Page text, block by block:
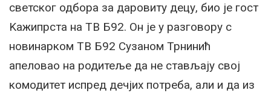
светског одбора за даровиту децу, био је гост
Kажипрста на ТВ Б92. Он је у разговору с
новинарком ТВ Б92 Сузаном Трнинић
апеловао на родитеље да не стављају свој
комодитет испред дечјих потреба, али и да из